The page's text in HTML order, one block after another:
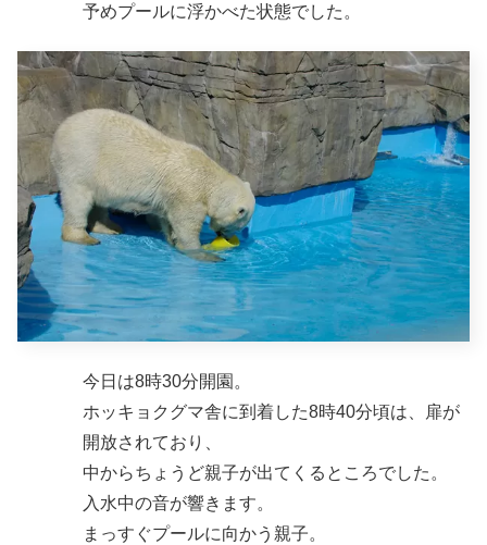
予めプールに浮かべた状態でした。
今日は8時30分開園。
ホッキョクグマ舎に到着した8時40分頃は、扉が
開放されており、
中からちょうど親子が出てくるところでした。
入水中の音が響きます。
まっすぐプールに向かう親子。